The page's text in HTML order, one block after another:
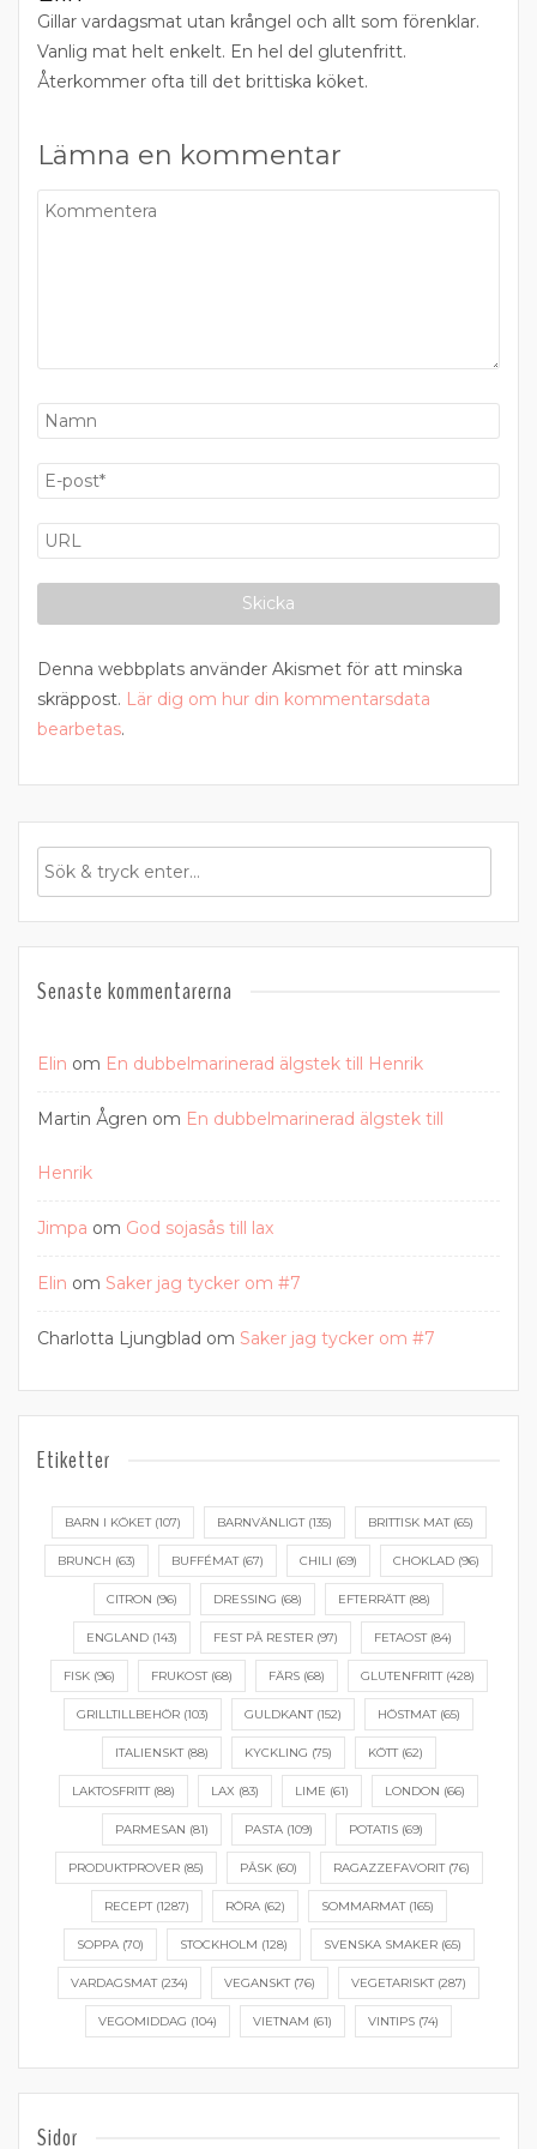
Gillar vardagsmat utan krångel och allt som förenklar.
Vanlig mat helt enkelt. En hel del glutenfritt.
Återkommer ofta till det brittiska köket.
Lämna en kommentar
Denna webbplats använder Akismet för att minska
skräppost. Lär dig om hur din kommentarsdata
bearbetas.
Senaste kommentarerna
Elin om En dubbelmarinerad älgstek till Henrik
Martin Ågren om En dubbelmarinerad älgstek till
Henrik
Jimpa om God sojasås till lax
Elin om Saker jag tycker om #7
Charlotta Ljungblad om Saker jag tycker om #7
Etiketter
BARN I KÖKET(107) BARNVÄNLIGT(135) BRITTISK MAT(65)
BRUNCH (63) BUFFÉMAT(67) CHILI (69) CHOKLAD (96)
CITRON (96) DRESSING (68) EFTERRÄTT(88)
ENGLAND(143) FEST PÅ RESTER(97) FETAOST(84)
FISK(96) FRUKOST(68) FÄRS(68) GLUTENFRITT(428)
GRILLTILLBEHÖR (103) GULDKANT(152) HÖSTMAT(65)
ITALIENSKT(88) KYCKLING (75) KÖTT(62)
LAKTOSFRITT(88) LAX (83) LIME (61) LONDON (66)
PARMESAN (81) PASTA(109) POTATIS(69)
PRODUKTPROVER(85) PÅSK(60) RAGAZZEFAVORIT(76)
RECEPT(1287) RÖRA(62) SOMMARMAT(165)
SOPPA(70) STOCKHOLM (128) SVENSKA SMAKER(65)
VARDAGSMAT(234) VEGANSKT(76) VEGETARISKT(287)
VEGOMIDDAG (104) VIETNAM (61) VINTIPS (74)
Sidor